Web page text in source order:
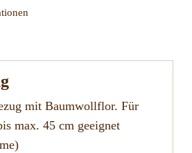
mit Baumwollflor. Für
max. 45 cm geeignet